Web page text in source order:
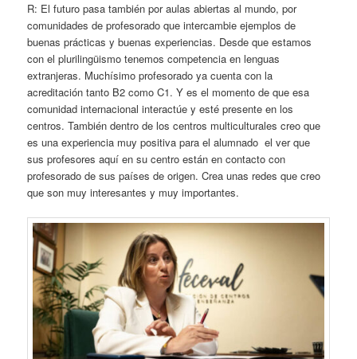
R: El futuro pasa también por aulas abiertas al mundo, por
comunidades de profesorado que intercambie ejemplos de
buenas prácticas y buenas experiencias. Desde que estamos
con el plurilingüismo tenemos competencia en lenguas
extranjeras. Muchísimo profesorado ya cuenta con la
acreditación tanto B2 como C1. Y es el momento de que esa
comunidad internacional interactúe y esté presente en los
centros. También dentro de los centros multiculturales creo que
es una experiencia muy positiva para el alumnado el ver que
sus profesores aquí en su centro están en contacto con
profesorado de sus países de origen. Crea unas redes que creo
que son muy interesantes y muy importantes.